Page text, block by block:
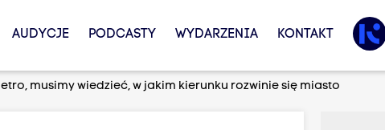
AUDYCJE PODCASTY WYDARZENIA KONTAKT
musimy wiedzieć, w jakim kierunku rozwinie się miasto